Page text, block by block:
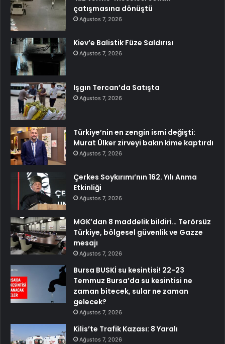
çatışmasına dönüştü
Ağustos 7, 2026
Kiev’e Balistik Füze Saldırısı
Ağustos 7, 2026
Işgın Tercan’da Satışta
Ağustos 7, 2026
Türkiye’nin en zengin ismi değişti:
Murat Ülker zirveyi bakın kime kaptırdı
Ağustos 7, 2026
Çerkes Soykırımı’nın 162. Yılı Anma
Etkinliği
Ağustos 7, 2026
MGK’dan 8 maddelik bildiri… Terörsüz
Türkiye, bölgesel güvenlik ve Gazze
mesajı
Ağustos 7, 2026
Bursa BUSKİ su kesintisi! 22-23
Temmuz Bursa’da su kesintisi ne
zaman bitecek, sular ne zaman
gelecek?
Ağustos 7, 2026
Kilis’te Trafik Kazası: 8 Yaralı
Ağustos 7, 2026